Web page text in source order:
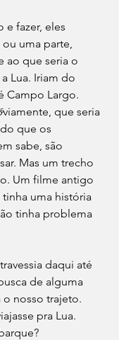
e fazer, eles
uma parte,
ao que seria o
Lua. Iriam do
Campo Largo.
que seria
que os
sabe, são
Mas um trecho
Um filme antigo
uma história
tinha problema
daqui até
de alguma
o nosso trajeto.
pra Lua.